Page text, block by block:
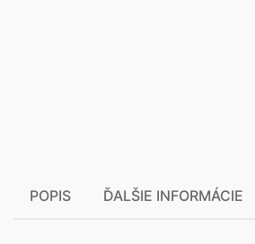
POPIS ĎALŠIE INFORMÁCIE